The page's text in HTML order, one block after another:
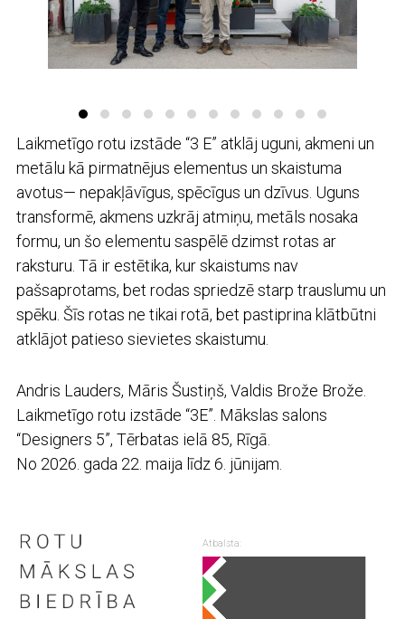
Laikmetīgo rotu izstāde “3 E” atklāj uguni, akmeni un
metālu kā pirmatnējus elementus un skaistuma
avotus— nepakļāvīgus, spēcīgus un dzīvus. Uguns
transformē, akmens uzkrāj atmiņu, metāls nosaka
formu, un šo elementu saspēlē dzimst rotas ar
raksturu. Tā ir estētika, kur skaistums nav
pašsaprotams, bet rodas spriedzē starp trauslumu un
spēku. Šīs rotas ne tikai rotā, bet pastiprina klātbūtni
atklājot patieso sievietes skaistumu.
Andris Lauders, Māris Šustiņš, Valdis Brože Brože.
Laikmetīgo rotu izstāde “3E”. Mākslas salons
“Designers 5”, Tērbatas ielā 85, Rīgā.
No 2026. gada 22. maija līdz 6. jūnijam.
Atbalsta: